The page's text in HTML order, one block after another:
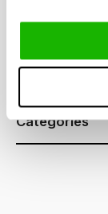
Categories